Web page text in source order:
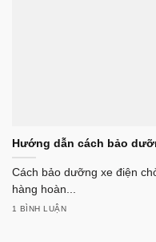
Hướng dẫn cách bảo
Cách bảo dưỡng xe điện
hàng hoàn...
1 BÌNH LUẬN